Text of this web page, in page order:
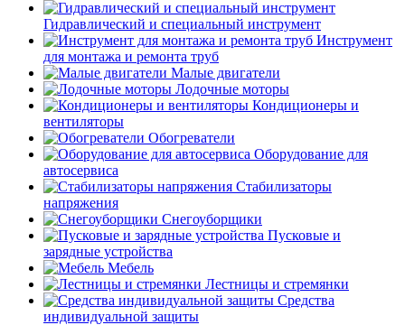
Гидравлический и специальный инструмент
Инструмент
для монтажа и ремонта труб
Малые двигатели
Лодочные моторы
Кондиционеры и
вентиляторы
Обогреватели
Оборудование для
автосервиса
Стабилизаторы
напряжения
Снегоуборщики
Пусковые и
зарядные устройства
Мебель
Лестницы и стремянки
Средства
индивидуальной защиты